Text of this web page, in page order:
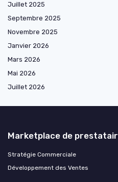
Juillet 2025
Septembre 2025
Novembre 2025
Janvier 2026
Mars 2026
Mai 2026
Juillet 2026
Marketplace de
Stratégie Commerciale
Développement des Ventes